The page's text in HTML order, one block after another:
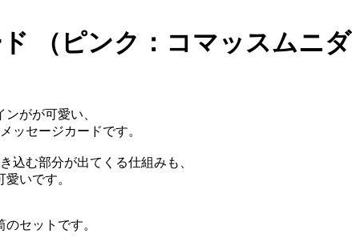
ピンク：コマッスムニ
がが可愛い、
ッセージカードです。
込む部分が出てくる仕組みも、
愛いです。
セットです。